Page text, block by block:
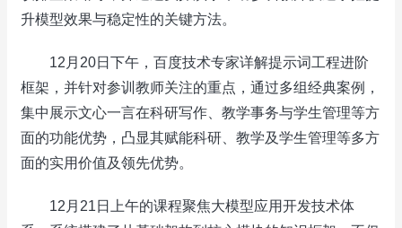
升模型效果与稳定性的关键方法。
12月20日下午，百度技术专家详解提示词工程进阶
框架，并针对参训教师关注的重点，通过多组经典案例，
集中展示文心一言在科研写作、教学事务与学生管理等方
面的功能优势，凸显其赋能科研、教学及学生管理等多方
面的实用价值及领先优势。
12月21日上午的课程聚焦大模型应用开发技术体